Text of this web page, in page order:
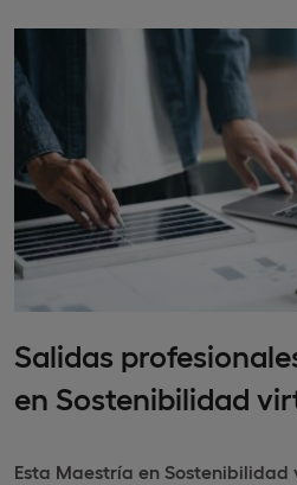
Salidas
en Sostenibilidad
Esta Maestría en Sostenibilidad